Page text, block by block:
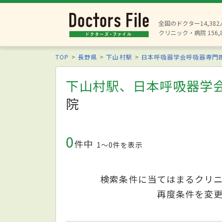
全国のドクター14,382
クリニック・病院
TOP 長野県 下山村駅 日本呼吸器学会呼吸器専門
下山村駅、日本呼吸器学
院
0件中 1〜0件を表示
検索条件に当てはまるクリ
再度条件を変